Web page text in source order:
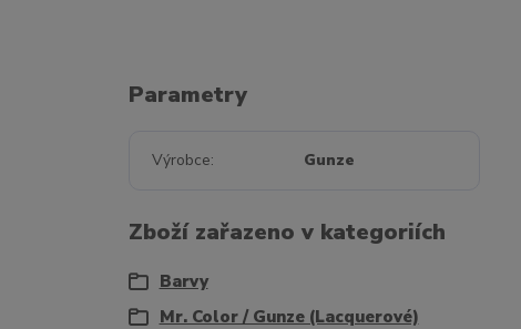
Parametry
Výrobce Gunze
Zboží zařazeno v kategoriích
Barvy
Mr. Color / Gunze (Lacquerové)